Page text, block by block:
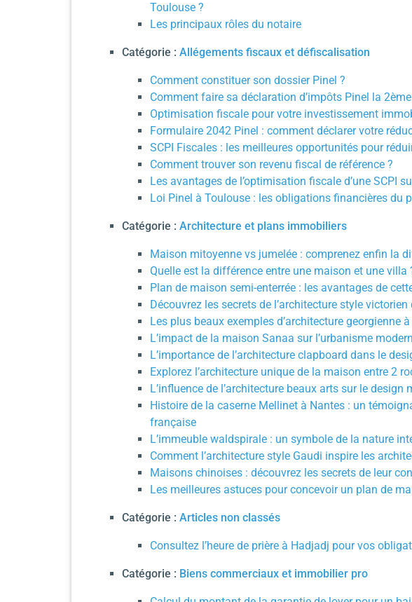
Toulouse ?
Les principaux rôles du notaire
Catégorie : Allégements fiscaux et défiscalisation
Comment constituer son dossier Pinel ?
Comment faire sa déclaration d’impôts Pinel la
Optimisation fiscale pour votre investissement
Formulaire 2042 Pinel : comment déclarer votre
SCPI Fiscales : les meilleures opportunités pour
Comment trouver son revenu fiscal de référence ?
Les avantages de l’optimisation fiscale d’une SCPI
Loi Pinel à Toulouse : les obligations financières du
Catégorie : Architecture et plans immobiliers
Maison mitoyenne vs jumelée : comprenez enfin la
Quelle est la différence entre une maison et une villa
Plan de maison semi-enterrée : les avantages de
Découvrez les secrets de l’architecture style
Les plus beaux exemples d’architecture georgienne
L’impact de la maison Sanaa sur l’urbanisme
L’importance de l’architecture clapboard dans le
Explorez l’architecture unique de la maison entre 2
L’influence de l’architecture beaux arts sur le design
Histoire de la caserne Mellinet à Nantes : un
française
L’immeuble waldspirale : un symbole de la nature
Comment l’architecture style Gaudi inspire les
Maisons chinoises : découvrez les secrets de leur
Les meilleures astuces pour concevoir un plan de
Catégorie : Articles non classés
Consultez l’heure de prière à Hadjadj pour vos
Catégorie : Biens commerciaux et immobilier pro